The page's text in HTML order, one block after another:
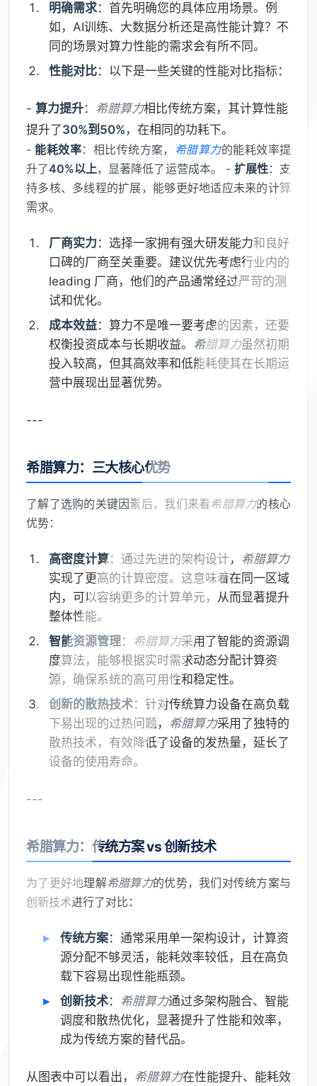
明确需求：首先明确您的具体应用场景。例
如，AI训练、大数据分析还是高性能计算？不
同的场景对算力性能的需求会有所不同。
性能对比：以下是一些关键的性能对比指标：
- 算力提升： 希腊算力相比传统方案，其计算性能
提升了30%到50% ，在相同的功耗下。
- 能耗效率：相比传统方案， 希腊算力的能耗效率提
升了40%以上，显著降低了运营成本。 - 扩展性：支
持多核、多线程的扩展，能够更好地适应未来的计算
需求。
厂商实力 ：选择一家拥有强大研发能力和良好
口碑的厂商至关重要。建议优先考虑行业内的
leading 厂商，他们的产品通常经过严苛的测
试和优化。
成本效益：算力不是唯一要考虑的因素，还要
权衡投资成本与长期收益。 希腊算力虽然初期
投入较高，但其高效率和低能耗使其在长期运
营中展现出显著优势。
---
希腊算力：三大核心优势
了解了选购的关键因素后，我们来看希腊算力的核心
优势：
高密度计算：通过先进的架构设计， 希腊算力
实现了更高的计算密度。这意味着在同一区域
内，可以容纳更多的计算单元，从而显著提升
整体性能。
智能资源管理： 希腊算力采用了智能的资源调
度算法，能够根据实时需求动态分配计算资
源，确保系统的高可用性和稳定性。
创新的散热技术：针对传统算力设备在高负载
下易出现的过热问题， 希腊算力采用了独特的
散热技术，有效降低了设备的发热量，延长了
设备的使用寿命。
---
希腊算力：传统方案 vs 创新技术
为了更好地理解希腊算力的优势，我们对传统方案与
创新技术进行了对比：
传统方案：通常采用单一架构设计，计算资
源分配不够灵活，能耗效率较低，且在高负
载下容易出现性能瓶颈。
创新技术： 希腊算力通过多架构融合、智能
调度和散热优化，显著提升了性能和效率，
成为传统方案的替代品。
从图表中可以看出， 希腊算力在性能提升、能耗效